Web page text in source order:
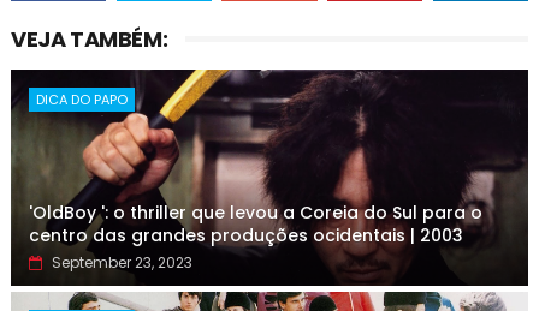
VEJA TAMBÉM:
DICA DO PAPO
'OldBoy ': o thriller que levou a Coreia do Sul para o
centro das grandes produções ocidentais | 2003
September 23, 2023